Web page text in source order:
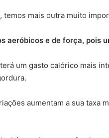
temos mais outra muito
aeróbicos e de força, pois
um gasto calórico mais
aumentam a sua